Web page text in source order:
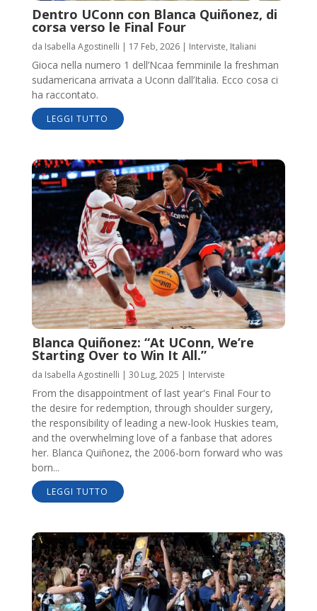
Dentro UConn con Blanca Quiñonez, di
corsa verso le Final Four
da Isabella Agostinelli | 17 Feb, 2026| Interviste, Italiani
Gioca nella numero 1 dell’Ncaa femminile la freshman
sudamericana arrivata a Uconn dall’Italia. Ecco cosa ci
ha raccontato.
LEGGI TUTTO
Blanca Quiñonez: “At UConn, We’re
Starting Over to Win It All.”
da Isabella Agostinelli | 30 Lug, 2025 | Interviste
From the disappointment of last year's Final Four to
the desire for redemption, through shoulder surgery,
the responsibility of leading a new-look Huskies team,
and the overwhelming love of a fanbase that adores
her. Blanca Quiñonez, the 2006-born forward who was
born...
LEGGI TUTTO